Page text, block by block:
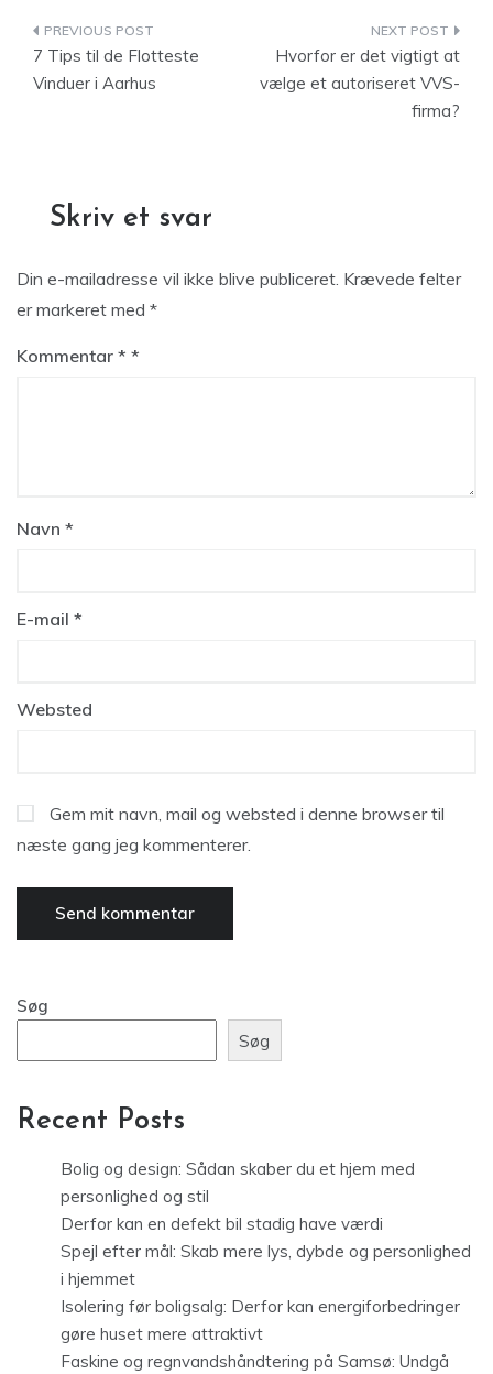
Indlægsnavigation
7 Tips til de Flotteste
Vinduer i Aarhus
Hvorfor er det vigtigt at
vælge et autoriseret VVS-
firma?
Skriv et svar
Din e-mailadresse vil ikke blive publiceret. Krævede felter
er markeret med *
Kommentar *
Navn *
E-mail *
Websted
Gem mit navn, mail og websted i denne browser til
næste gang jeg kommenterer.
Søg
Søg
Recent Posts
Bolig og design: Sådan skaber du et hjem med
personlighed og stil
Derfor kan en defekt bil stadig have værdi
Spejl efter mål: Skab mere lys, dybde og personlighed
i hjemmet
Isolering før boligsalg: Derfor kan energiforbedringer
gøre huset mere attraktivt
Faskine og regnvandshåndtering på Samsø: Undgå